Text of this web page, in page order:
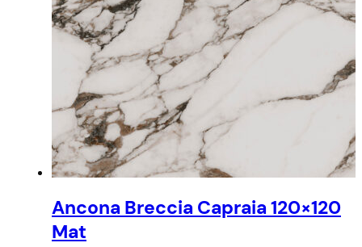
Ancona Breccia Capraia 120×120
Mat